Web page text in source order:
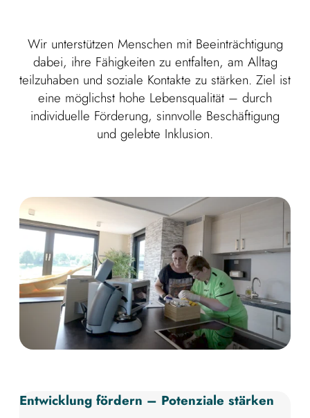
Wir unterstützen Menschen mit Beeinträchtigung
dabei, ihre Fähigkeiten zu entfalten, am Alltag
teilzuhaben und soziale Kontakte zu stärken. Ziel ist
eine möglichst hohe Lebensqualität – durch
individuelle Förderung, sinnvolle Beschäftigung
und gelebte Inklusion.
Entwicklung fördern – Potenziale stärken